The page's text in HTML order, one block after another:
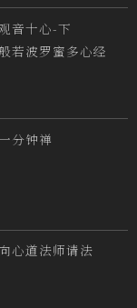
音十心-下
若波罗蜜多心经
一分钟禅
向心道法师请法